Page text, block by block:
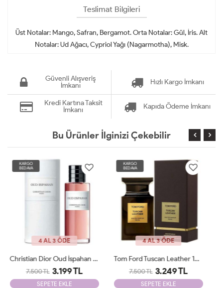
Teslimat Bilgileri
Üst Notalar: Mango, Safran, Bergamot. Orta Notalar: Gül, İris. Alt
Notalar: Ud Ağacı, Cypriol Yağı (Nagarmotha), Misk.
Güvenli Alışveriş
İmkanı
Hızlı Kargo İmkanı
Kredi Kartına Taksit
İmkanı
Kapıda Ödeme İmkanı
Bu Ürünler İlginizi Çekebilir
KARGO
BEDAVA
4 AL 3 ÖDE
Tom Ford Tuscan Leather 100 Ml JLT
7.500 TL 3.249 TL
SEPETE EKLE
KARGO
BEDAVA
4 AL 3 ÖDE
10.000 TL 4.100 TL
SEPETE EKLE